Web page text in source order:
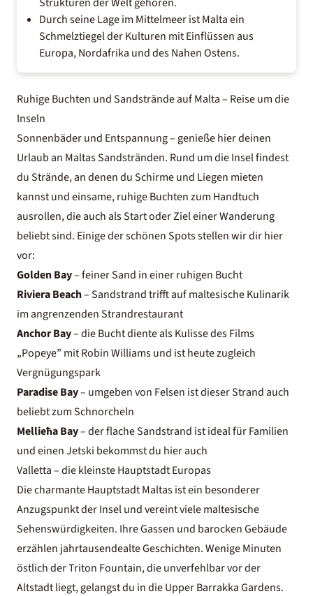
Durch seine Lage im Mittelmeer ist Malta ein
Schmelztiegel der Kulturen mit Einflüssen aus
Europa, Nordafrika und des Nahen Ostens.
Ruhige Buchten und Sandstrände auf Malta – Reise um die
Inseln
Sonnenbäder und Entspannung – genieße hier deinen
Urlaub an Maltas Sandstränden. Rund um die Insel findest
du Strände, an denen du Schirme und Liegen mieten
kannst und einsame, ruhige Buchten zum Handtuch
ausrollen, die auch als Start oder Ziel einer Wanderung
beliebt sind. Einige der schönen Spots stellen wir dir hier
vor:
Golden Bay– feiner Sand in einer ruhigen Bucht
Riviera Beach– Sandstrand trifft auf maltesische Kulinarik
im angrenzenden Strandrestaurant
Anchor Bay– die Bucht diente als Kulisse des Films
„Popeye” mit Robin Williams und ist heute zugleich
Vergnügungspark
Paradise Bay– umgeben von Felsen ist dieser Strand auch
beliebt zum Schnorcheln
Mellieħa Bay– der flache Sandstrand ist ideal für Familien
und einen Jetski bekommst du hier auch
Valletta – die kleinste Hauptstadt Europas
Die charmante Hauptstadt Maltas ist ein besonderer
Anzugspunkt der Insel und vereint viele maltesische
Sehenswürdigkeiten. Ihre Gassen und barocken Gebäude
erzählen jahrtausendealte Geschichten. Wenige Minuten
östlich der Triton Fountain, die unverfehlbar vor der
Altstadt liegt, gelangst du in die Upper Barrakka Gardens.